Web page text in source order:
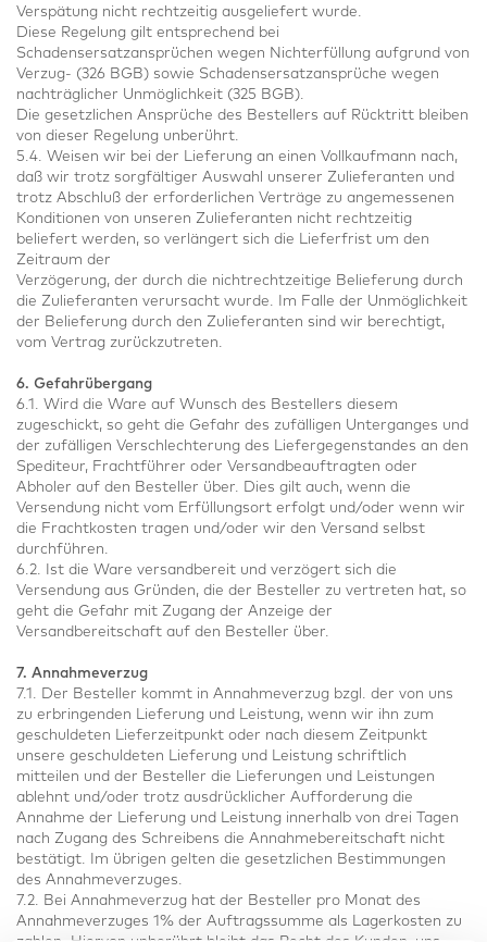
Verspätung nicht rechtzeitig ausgeliefert wurde.
Diese Regelung gilt entsprechend bei
Schadensersatzansprüchen wegen Nichterfüllung aufgrund von
Verzug- (326 BGB) sowie Schadensersatzansprüche wegen
nachträglicher Unmöglichkeit (325 BGB).
Die gesetzlichen Ansprüche des Bestellers auf Rücktritt bleiben
von dieser Regelung unberührt.
5.4. Weisen wir bei der Lieferung an einen Vollkaufmann nach,
daß wir trotz sorgfältiger Auswahl unserer Zulieferanten und
trotz Abschluß der erforderlichen Verträge zu angemessenen
Konditionen von unseren Zulieferanten nicht rechtzeitig
beliefert werden, so verlängert sich die Lieferfrist um den
Zeitraum der
Verzögerung, der durch die nichtrechtzeitige Belieferung durch
die Zulieferanten verursacht wurde. Im Falle der Unmöglichkeit
der Belieferung durch den Zulieferanten sind wir berechtigt,
vom Vertrag zurückzutreten.
6. Gefahrübergang
6.1. Wird die Ware auf Wunsch des Bestellers diesem
zugeschickt, so geht die Gefahr des zufälligen Unterganges und
der zufälligen Verschlechterung des Liefergegenstandes an den
Spediteur, Frachtführer oder Versandbeauftragten oder
Abholer auf den Besteller über. Dies gilt auch, wenn die
Versendung nicht vom Erfüllungsort erfolgt und/oder wenn wir
die Frachtkosten tragen und/oder wir den Versand selbst
durchführen.
6.2. Ist die Ware versandbereit und verzögert sich die
Versendung aus Gründen, die der Besteller zu vertreten hat, so
geht die Gefahr mit Zugang der Anzeige der
Versandbereitschaft auf den Besteller über.
7. Annahmeverzug
7.1. Der Besteller kommt in Annahmeverzug bzgl. der von uns
zu erbringenden Lieferung und Leistung, wenn wir ihn zum
geschuldeten Lieferzeitpunkt oder nach diesem Zeitpunkt
unsere geschuldeten Lieferung und Leistung schriftlich
mitteilen und der Besteller die Lieferungen und Leistungen
ablehnt und/oder trotz ausdrücklicher Aufforderung die
Annahme der Lieferung und Leistung innerhalb von drei Tagen
nach Zugang des Schreibens die Annahmebereitschaft nicht
bestätigt. Im übrigen gelten die gesetzlichen Bestimmungen
des Annahmeverzuges.
7.2. Bei Annahmeverzug hat der Besteller pro Monat des
Annahmeverzuges 1% der Auftragssumme als Lagerkosten zu